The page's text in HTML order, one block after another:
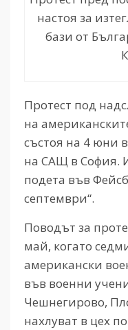
настоя за
бази от
Протест под
на
състоя на 4 юни
на САЩ в София.
подета във
септември“.
Поводът за
май, когато
американски
във военни
Чешнегирово,
нахлуват в цех